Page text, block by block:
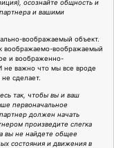
осознайте общность и
и вашими
воображаемый объект.
воображаемо-воображаемый
и воображенно-
не важно что мы все вроде
сделает.
так, чтобы вы и ваш
первоначальное
должен начать
произведите слегка
вы не найдете общее
состояния и движения в